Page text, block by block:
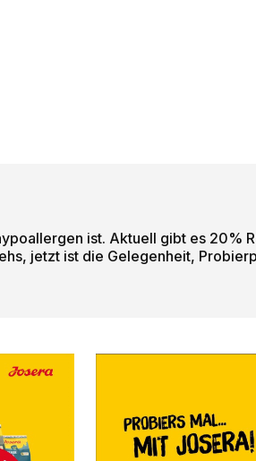
ist. Aktuell gibt es 20%
jetzt ist die Gelegenheit,